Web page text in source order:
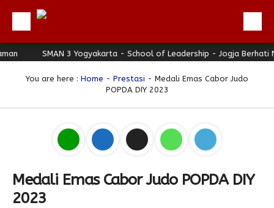
Beranda
Profil
Download
SMAN 3 Yogyakarta - School of Leadership - Jogja Berhati
You are here : Home - Prestasi - Medali Emas Cabor Judo
POPDA DIY 2023
Medali Emas Cabor Judo POPDA DIY
2023